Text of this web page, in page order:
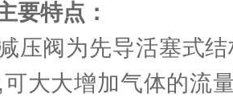
要特点：
阀为先导活塞式结
大大增加气体的流